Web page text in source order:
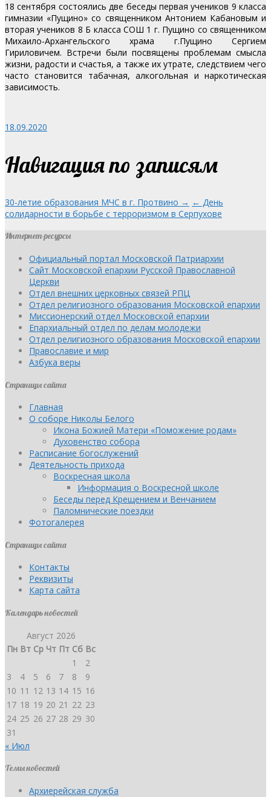
18 сентября состоялись две беседы первая учеников 9 класса
гимназии «Пущино» со священником Антонием Кабановым и
вторая учеников 8 Б класса СОШ 1 г. Пущино со священником
Михаило-Архангельского храма г.Пущино Сергием
Гириловичем. Встречи были посвящены проблемам смысла
жизни, радости и счастья, а также их утрате, следствием чего
часто становится табачная, алкогольная и наркотическая
зависимость.
18.09.2020
Навигация по записям
30-летие образования МЧС в г. Протвино → ← День
солидарности в борьбе с терроризмом в Серпухове
Интернет-ресурсы
Официальный портал Московской Патриархии
Сайт Московской епархии Русской Православной
Церкви
Отдел внешних церковных связей РПЦ
Отдел религиозного образования Московской епархии
Миссионерский отдел Московской епархии
Епархиальный отдел по делам молодежи
Отдел религиозного образования Московской епархии
Православие и мир
Азбука веры
Страницы сайта
Главная
О соборе Николы Белого
Икона Божией Матери «Поможение родам»
Духовенство собора
Расписание богослужений
Деятельность прихода
Воскресная школа
Информация о Воскресной школе
Беседы перед Крещением и Венчанием
Паломнические поездки
Фотогалерея
Страницы сайта
Контакты
Реквизиты
Карта сайта
Календарь новостей
Август 2026
Пн Вт Ср Чт Пт Сб Вс
1
2
3
4 5 6 7 8
9
10 11 12 13 14 15 16
17 18 19 20 21 22 23
24 25 26 27 28 29 30
31
« Июл
Темы новостей
Архиерейская служба